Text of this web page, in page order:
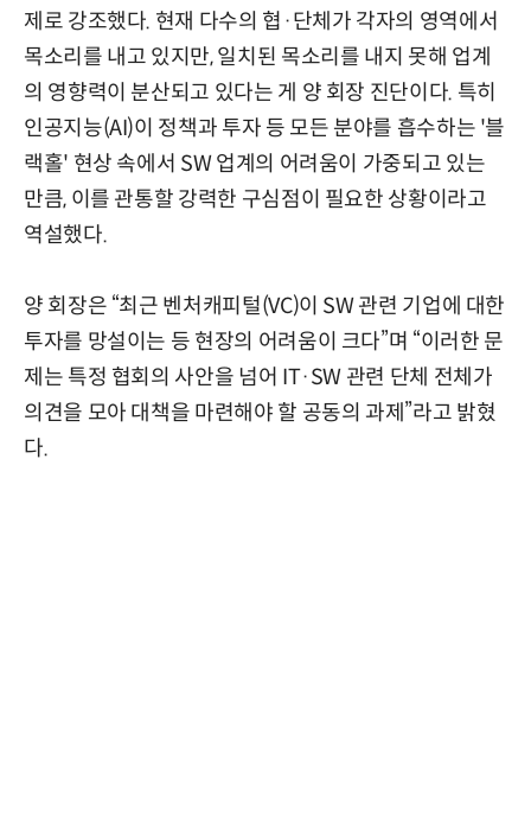
제로 강조했다. 현재 다수의 협·단체가 각자의 영역에서
목소리를 내고 있지만, 일치된 목소리를 내지 못해 업계
의 영향력이 분산되고 있다는 게 양 회장 진단이다. 특히
인공지능(AI)이 정책과 투자 등 모든 분야를 흡수하는 '블
랙홀' 현상 속에서 SW 업계의 어려움이 가중되고 있는
만큼, 이를 관통할 강력한 구심점이 필요한 상황이라고
역설했다.
양 회장은 “최근 벤처캐피털(VC)이 SW 관련 기업에 대한
투자를 망설이는 등 현장의 어려움이 크다”며 “이러한 문
제는 특정 협회의 사안을 넘어 IT·SW 관련 단체 전체가
의견을 모아 대책을 마련해야 할 공동의 과제”라고 밝혔
다.